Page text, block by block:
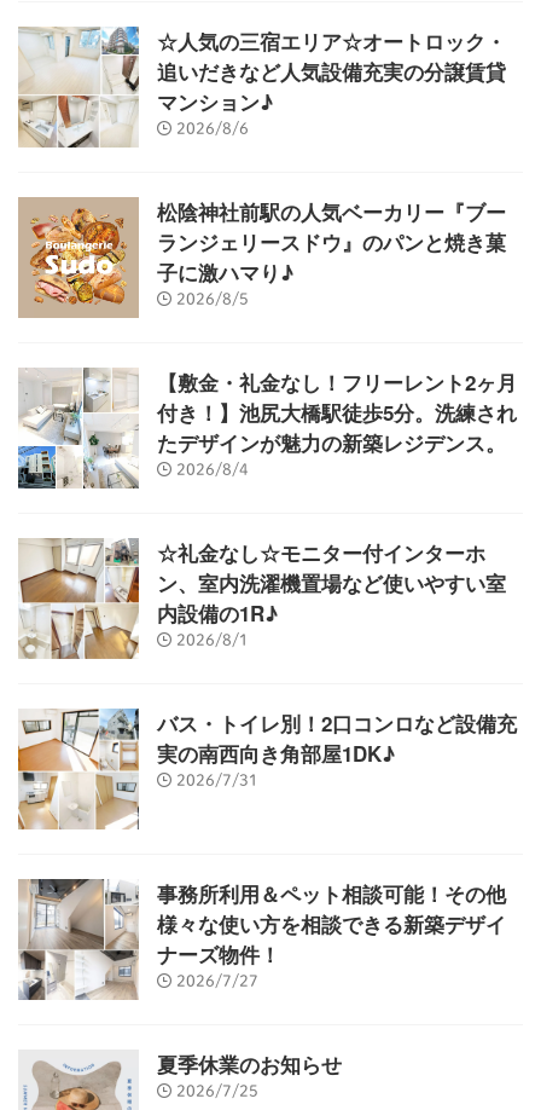
☆人気の三宿エリア☆オートロック・
追いだきなど人気設備充実の分譲賃貸
マンション♪
2026/8/6
松陰神社前駅の人気ベーカリー『ブー
ランジェリースドウ』のパンと焼き菓
子に激ハマり♪
2026/8/5
【敷金・礼金なし！フリーレント2ヶ月
付き！】池尻大橋駅徒歩5分。洗練され
たデザインが魅力の新築レジデンス。
2026/8/4
☆礼金なし☆モニター付インターホ
ン、室内洗濯機置場など使いやすい室
内設備の1R♪
2026/8/1
バス・トイレ別！2口コンロなど設備充
実の南西向き角部屋1DK♪
2026/7/31
事務所利用＆ペット相談可能！その他
様々な使い方を相談できる新築デザイ
ナーズ物件！
2026/7/27
夏季休業のお知らせ
2026/7/25